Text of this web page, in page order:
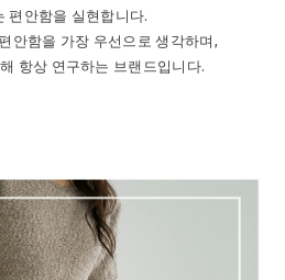
편안함을 실현합니다.
안함을 가장 우선으로 생각하며,
항상 연구하는 브랜드입니다.